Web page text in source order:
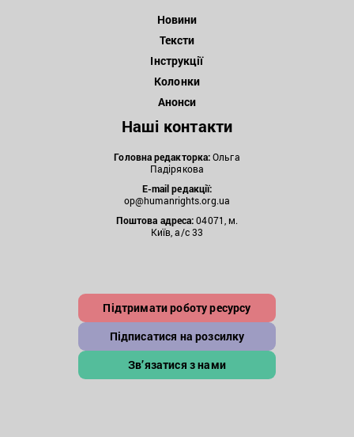
Новини
Тексти
Інструкції
Колонки
Анонси
Наші контакти
Головна редакторка:Ольга
Падірякова
E-mail редакції:
op@humanrights.org.ua
Поштова адреса:04071, м.
Київ, а/с 33
Підтримати роботу ресурсу
Підписатися на розсилку
Зв’язатися з нами